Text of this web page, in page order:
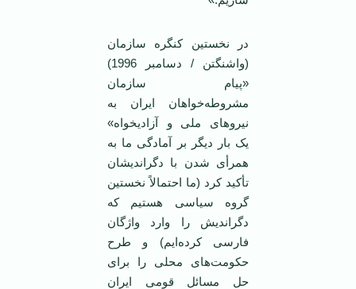
در نخستین کنگره سازمان
(واشنگتن / دسامبر 1996)
«پیام سازمان
مشروطه‌خواهان ‌ایران به
نیروهای ملی و آزادیخواه»
یک بار دیگر بر آمادگی ما به
همرأی شدن با دگراندیشان
تأکید کرد (ما احتمالاً نخستین
گروه سیاسی هستیم که
دگراندیش را وارد واژگان
فارسی کرده‌ایم) و طرح
حکومت‌های محلی را برای
حل مسائل قومی ‌ایران